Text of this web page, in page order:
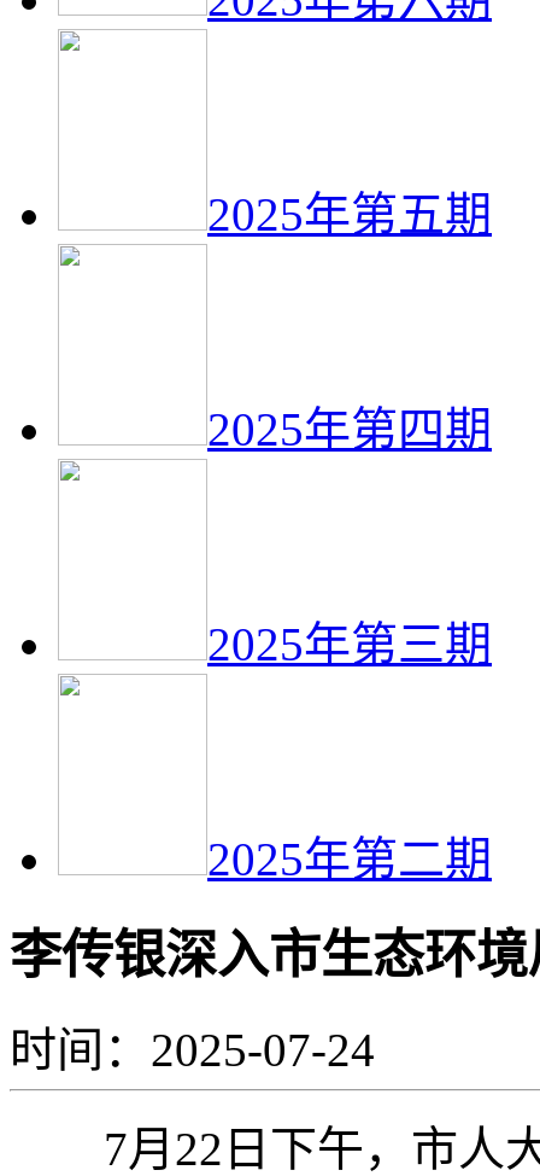
2025年第五期
2025年第四期
2025年第三期
2025年第二期
李传银深入市生态环
时间：2025-07-24
7月22日下午，市人大